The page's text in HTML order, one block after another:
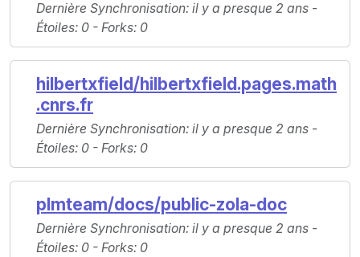
Dernière Synchronisation: il y a presque 2 ans -
Étoiles: 0 - Forks: 0
hilbertxfield/hilbertxfield.pages.math
.cnrs.fr
Dernière Synchronisation: il y a presque 2 ans -
Étoiles: 0 - Forks: 0
plmteam/docs/public-zola-doc
Dernière Synchronisation: il y a presque 2 ans -
Étoiles: 0 - Forks: 0